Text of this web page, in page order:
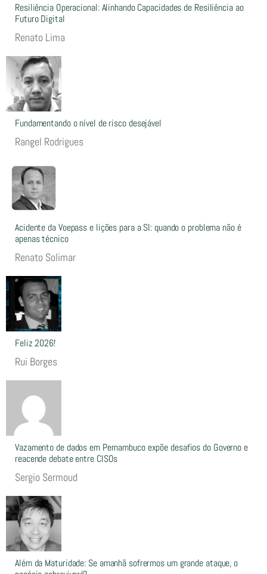
Resiliência Operacional: Alinhando Capacidades de Resiliência ao
Futuro Digital
Renato Lima
Fundamentando o nível de risco desejável
Rangel Rodrigues
Acidente da Voepass e lições para a SI: quando o problema não é
apenas técnico
Renato Solimar
Feliz 2026!
Rui Borges
Vazamento de dados em Pernambuco expõe desafios do Governo e
reacende debate entre CISOs
Sergio Sermoud
Além da Maturidade: Se amanhã sofrermos um grande ataque, o